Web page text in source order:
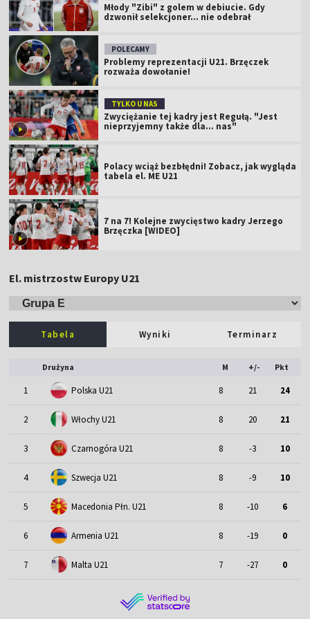
Młody "Zibi" z golem w debiucie. Gdy
dzwonił selekcjoner... nie odebrał
POLECAMY
Problemy reprezentacji U21. Brzęczek
rozważa dowołanie!
TYLKO U NAS
Zwyciężanie tej kadry jest Regułą. "Jest
nieprzyjemny także dla... nas"
Polacy wciąż bezbłędni! Zobacz, jak wygląda
tabela el. ME U21
7 na 7! Kolejne zwycięstwo kadry Jerzego
Brzęczka [WIDEO]
El. mistrzostw Europy U21
Tabela Wyniki Terminarz
Drużyna M +/- Pkt
1 Polska U21 8 21 24
2 Włochy U21 8 20 21
3 Czarnogóra U21 8 -3 10
4 Szwecja U21 8 -9 10
5 Macedonia Płn. U21 8 -10 6
6 Armenia U21 8 -19 0
7 Malta U21 7 -27 0